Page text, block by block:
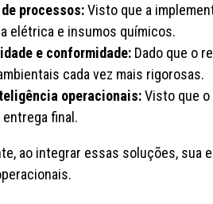
processos:Visto que a
elétrica e insumos químicos.
e conformidade: Dado que o
cada vez mais rigorosas.
operacionais:Visto que
entrega final.
ao integrar essas soluções, sua